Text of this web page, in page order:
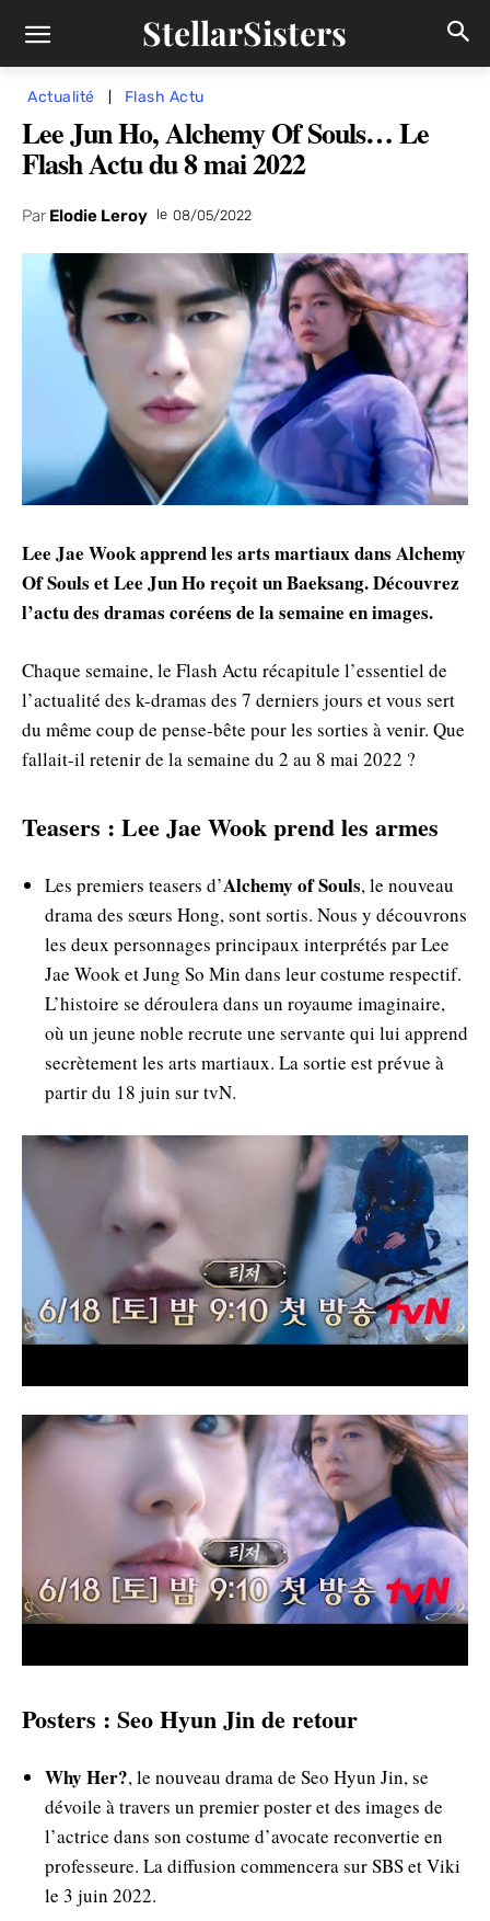
StellarSisters
Actualité Flash Actu
Lee Jun Ho, Alchemy Of Souls… Le
Flash Actu du 8 mai 2022
Par Elodie Leroy le 08/05/2022
Lee Jae Wook apprend les arts martiaux dans Alchemy
Of Souls et Lee Jun Ho reçoit un Baeksang. Découvrez
l’actu des dramas coréens de la semaine en images.
Chaque semaine, le Flash Actu récapitule l’essentiel de
l’actualité des k-dramas des 7 derniers jours et vous sert
du même coup de pense-bête pour les sorties à venir. Que
fallait-il retenir de la semaine du 2 au 8 mai 2022 ?
Teasers : Lee Jae Wook prend les armes
Les premiers teasers d’Alchemy of Souls, le nouveau
drama des sœurs Hong, sont sortis. Nous y découvrons
les deux personnages principaux interprétés par Lee
Jae Wook et Jung So Min dans leur costume respectif.
L’histoire se déroulera dans un royaume imaginaire,
où un jeune noble recrute une servante qui lui apprend
secrètement les arts martiaux. La sortie est prévue à
partir du 18 juin sur tvN.
Posters : Seo Hyun Jin de retour
Why Her?, le nouveau drama de Seo Hyun Jin, se
dévoile à travers un premier poster et des images de
l’actrice dans son costume d’avocate reconvertie en
professeure. La diffusion commencera sur SBS et Viki
le 3 juin 2022.